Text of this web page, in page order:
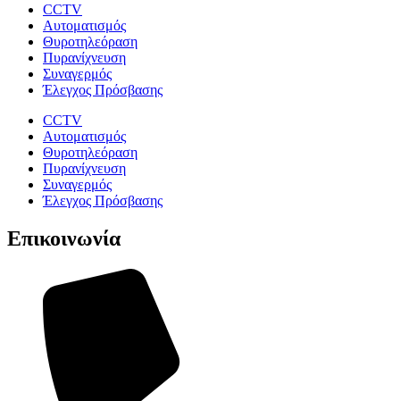
CCTV
Αυτοματισμός
Θυροτηλεόραση
Πυρανίχνευση
Συναγερμός
Έλεγχος Πρόσβασης
CCTV
Αυτοματισμός
Θυροτηλεόραση
Πυρανίχνευση
Συναγερμός
Έλεγχος Πρόσβασης
Επικοινωνία